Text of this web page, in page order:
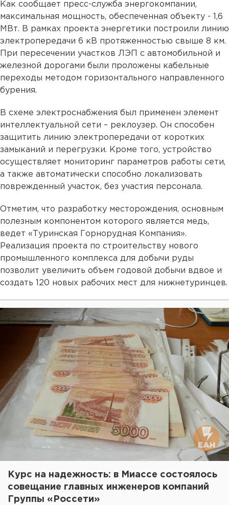
Как сообщает пресс-служба энергокомпании,
максимальная мощность, обеспеченная объекту - 1,6
МВт. В рамках проекта энергетики построили линию
электропередачи 6 кВ протяженностью свыше 8 км.
При пересечении участков ЛЭП с автомобильной и
железной дорогами были проложены кабельные
переходы методом горизонтального направленного
бурения.
В схеме электроснабжения был применен элемент
интеллектуальной сети – реклоузер. Он способен
защитить линию электропередачи от коротких
замыканий и перегрузки. Кроме того, устройство
осуществляет мониторинг параметров работы сети,
а также автоматически способно локализовать
поврежденный участок, без участия персонала.
Отметим, что разработку месторождения, основным
полезным компонентом которого является медь,
ведет «Туринская Горнорудная Компания».
Реализация проекта по строительству нового
промышленного комплекса для добычи руды
позволит увеличить объем годовой добычи вдвое и
создать 120 новых рабочих мест для нижнетуринцев.
Курс на надежность: в Миассе состоялось
совещание главных инженеров компаний
Группы «Россети»